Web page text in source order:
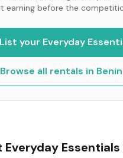
earning before the
List your Everyday
Browse all rentals in
Everyday Essentials